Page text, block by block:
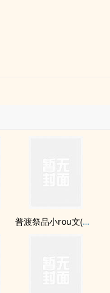
普渡祭品小rou文(已完結)